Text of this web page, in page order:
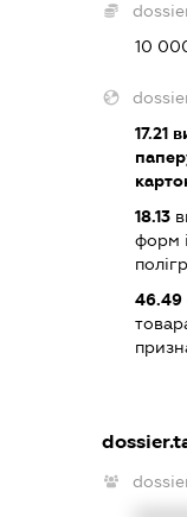
10
17.21
18.13
форм
46.49